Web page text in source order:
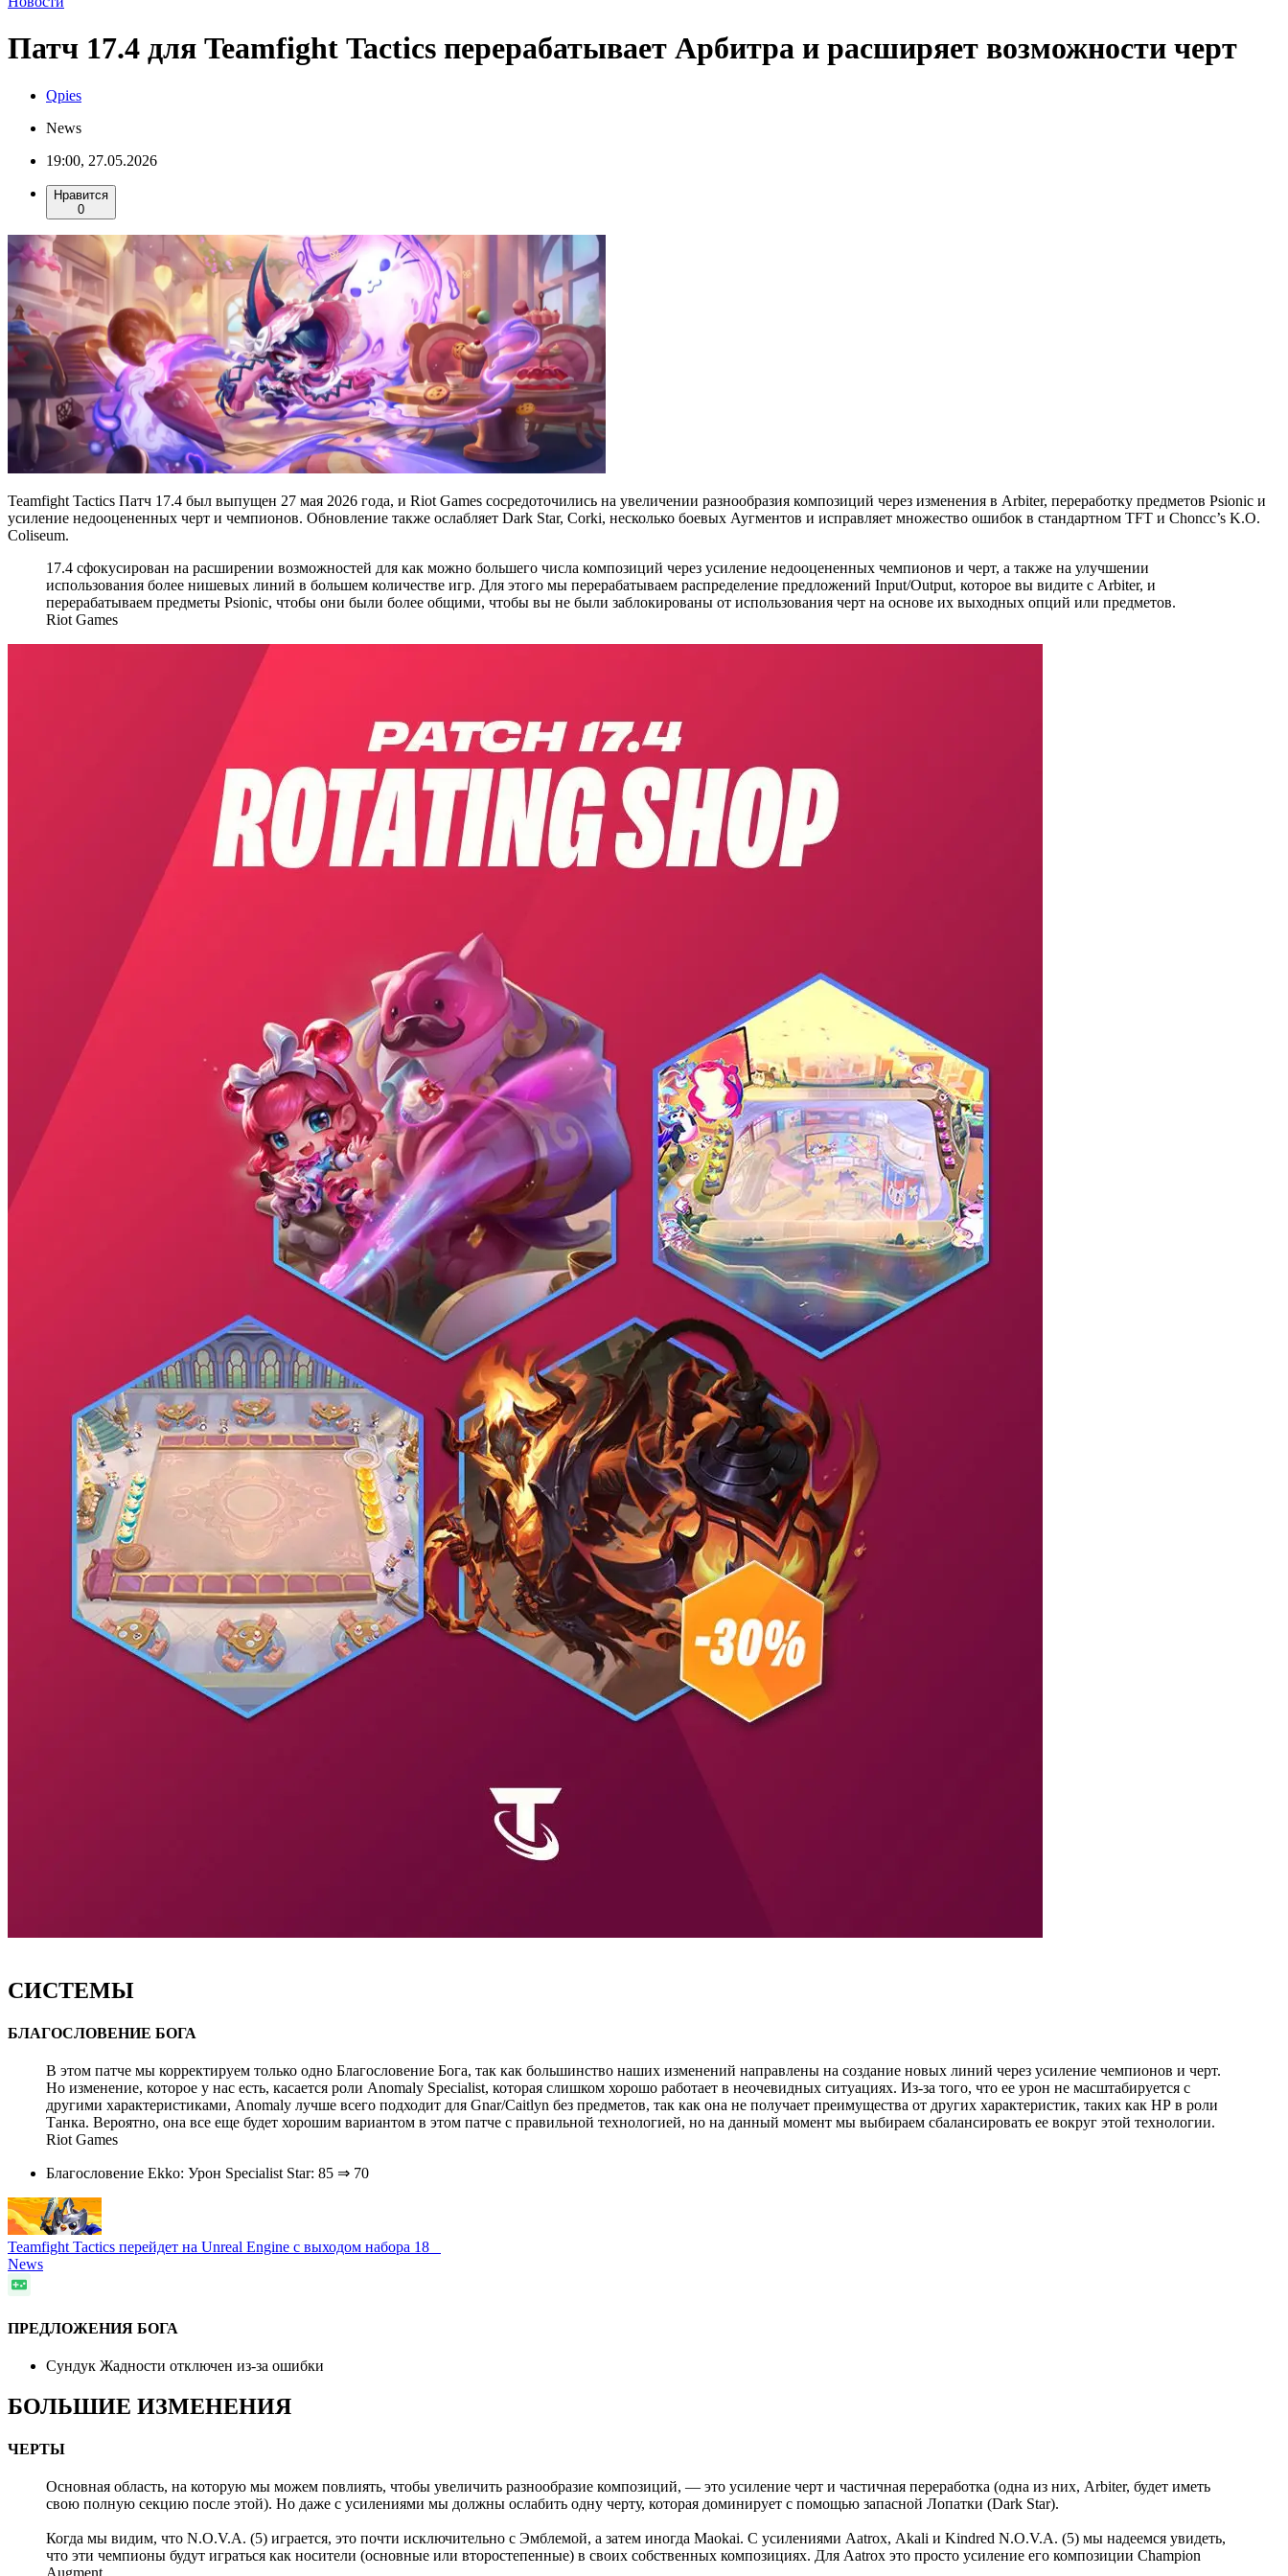
Патч 17.4 для Teamfight Tactics перерабатывает Арбитра и расширяет возможности черт
Qpies
News
19:00, 27.05.2026
Нравится
0
Teamfight Tactics Патч 17.4 был выпущен 27 мая 2026 года, и Riot Games сосредоточились на увеличении разнообразия композиций через изменения в Arbiter, переработку предметов Psionic и
усиление недооцененных черт и чемпионов. Обновление также ослабляет Dark Star, Corki, несколько боевых Аугментов и исправляет множество ошибок в стандартном TFT и Choncc’s K.O.
Coliseum.
17.4 сфокусирован на расширении возможностей для как можно большего числа композиций через усиление недооцененных чемпионов и черт, а также на улучшении
использования более нишевых линий в большем количестве игр. Для этого мы перерабатываем распределение предложений Input/Output, которое вы видите с Arbiter, и
перерабатываем предметы Psionic, чтобы они были более общими, чтобы вы не были заблокированы от использования черт на основе их выходных опций или предметов.
Riot Games
СИСТЕМЫ
БЛАГОСЛОВЕНИЕ БОГА
В этом патче мы корректируем только одно Благословение Бога, так как большинство наших изменений направлены на создание новых линий через усиление чемпионов и черт.
Но изменение, которое у нас есть, касается роли Anomaly Specialist, которая слишком хорошо работает в неочевидных ситуациях. Из-за того, что ее урон не масштабируется с
другими характеристиками, Anomaly лучше всего подходит для Gnar/Caitlyn без предметов, так как она не получает преимущества от других характеристик, таких как HP в роли
Танка. Вероятно, она все еще будет хорошим вариантом в этом патче с правильной технологией, но на данный момент мы выбираем сбалансировать ее вокруг этой технологии.
Riot Games
Благословение Ekko: Урон Specialist Star: 85 ⇒ 70
Teamfight Tactics перейдет на Unreal Engine с выходом набора 18
News
ПРЕДЛОЖЕНИЯ БОГА
Сундук Жадности отключен из-за ошибки
БОЛЬШИЕ ИЗМЕНЕНИЯ
ЧЕРТЫ
Основная область, на которую мы можем повлиять, чтобы увеличить разнообразие композиций, — это усиление черт и частичная переработка (одна из них, Arbiter, будет иметь
свою полную секцию после этой). Но даже с усилениями мы должны ослабить одну черту, которая доминирует с помощью запасной Лопатки (Dark Star).
Когда мы видим, что N.O.V.A. (5) играется, это почти исключительно с Эмблемой, а затем иногда Maokai. С усилениями Aatrox, Akali и Kindred N.O.V.A. (5) мы надеемся увидеть,
что эти чемпионы будут играться как носители (основные или второстепенные) в своих собственных композициях. Для Aatrox это просто усиление его композиции Champion
Augment.